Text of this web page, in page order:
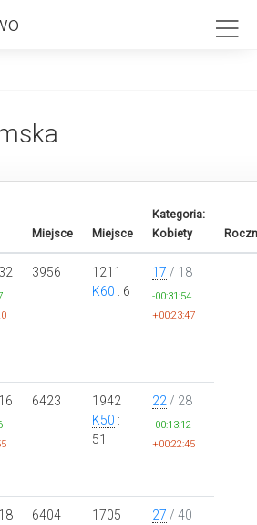
Miejsce Miejsce
Kategoria:
Kobiety
3956
1211
K60 : 6
17 / 18
-00:31:54
+00:23:47
6423
1942
K50 :
51
22 / 28
-00:13:12
+00:22:45
6404
1705
27 / 40